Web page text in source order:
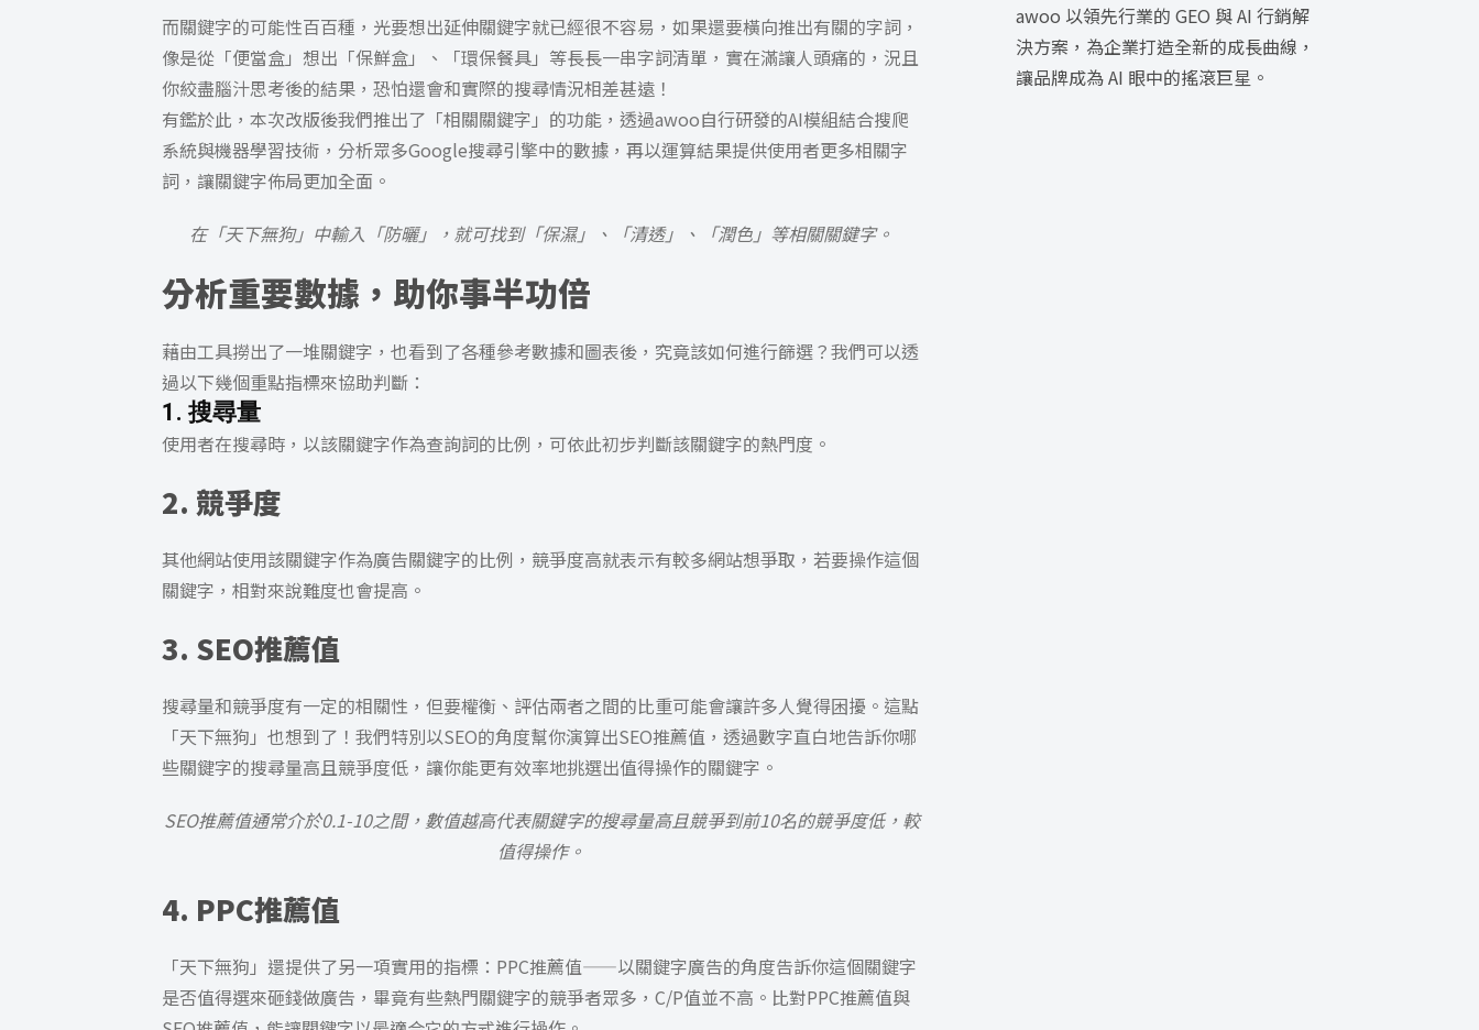
而關鍵字的可能性百百種，光要想出延伸關鍵字就已經很不容易，如果還要橫向推出有關的字詞，
像是從「便當盒」想出「保鮮盒」、「環保餐具」等長長一串字詞清單，實在滿讓人頭痛的，況且
你絞盡腦汁思考後的結果，恐怕還會和實際的搜尋情況相差甚遠！
有鑑於此，本次改版後我們推出了「相關關鍵字」的功能，透過awoo自行研發的AI模組結合搜爬
系統與機器學習技術，分析眾多Google搜尋引擎中的數據，再以運算結果提供使用者更多相關字
詞，讓關鍵字佈局更加全面。
在「天下無狗」中輸入「防曬」，就可找到「保濕」、「清透」、「潤色」等相關關鍵字。
分析重要數據，助你事半功倍
藉由工具撈出了一堆關鍵字，也看到了各種參考數據和圖表後，究竟該如何進行篩選？我們可以透
過以下幾個重點指標來協助判斷：
1. 搜尋量
使用者在搜尋時，以該關鍵字作為查詢詞的比例，可依此初步判斷該關鍵字的熱門度。
2. 競爭度
其他網站使用該關鍵字作為廣告關鍵字的比例，競爭度高就表示有較多網站想爭取，若要操作這個
關鍵字，相對來說難度也會提高。
3. SEO推薦值
搜尋量和競爭度有一定的相關性，但要權衡、評估兩者之間的比重可能會讓許多人覺得困擾。這點
「天下無狗」也想到了！我們特別以SEO的角度幫你演算出SEO推薦值，透過數字直白地告訴你哪
些關鍵字的搜尋量高且競爭度低，讓你能更有效率地挑選出值得操作的關鍵字。
SEO推薦值通常介於0.1-10之間，數值越高代表關鍵字的搜尋量高且競爭到前10名的競爭度低，較
值得操作。
4. PPC推薦值
「天下無狗」還提供了另一項實用的指標：PPC推薦值——以關鍵字廣告的角度告訴你這個關鍵字
是否值得選來砸錢做廣告，畢竟有些熱門關鍵字的競爭者眾多，C/P值並不高。比對PPC推薦值與
awoo 以領先行業的 GEO 與 AI 行銷解
決方案，為企業打造全新的成長曲線，
讓品牌成為 AI 眼中的搖滾巨星。